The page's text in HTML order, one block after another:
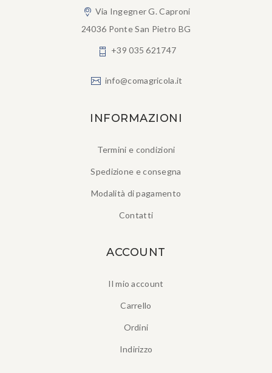
Via Ingegner G. Caproni
24036 Ponte San Pietro BG
+39 035 621747
info@comagricola.it
INFORMAZIONI
Termini e condizioni
Spedizione e consegna
Modalità di pagamento
Contatti
ACCOUNT
Il mio account
Carrello
Ordini
Indirizzo